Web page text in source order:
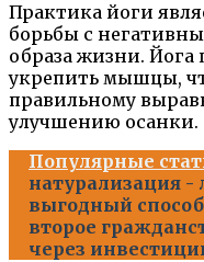
Практика йоги
борьбы с
образа жизни. Йога
укрепить мышцы,
правильному
улучшению осанки.
Популярные
натурализация -
выгодный
второе
через